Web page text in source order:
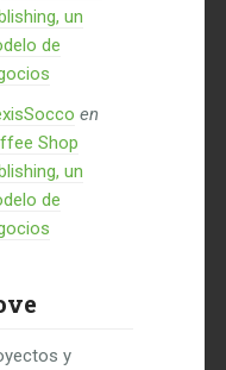
un
de
en
Shop
un
de
y